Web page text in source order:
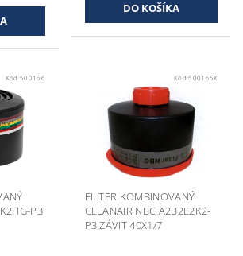
Kód:500166
P3
Kód:500165X
FILTER KOMBINOVANÝ
CLEANAIR NBC A2B2E2K2-
P3 ZÁVIT 40X1/7